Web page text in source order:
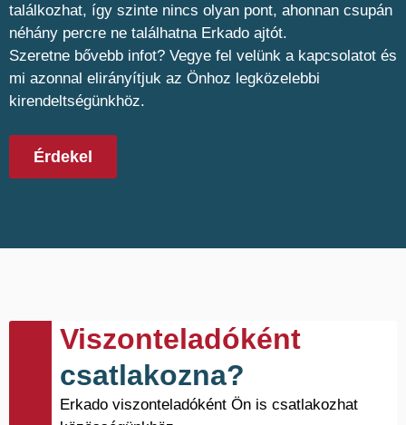
találkozhat, így szinte nincs olyan pont, ahonnan csupán
néhány percre ne találhatna Erkado ajtót.
Szeretne bővebb infot? Vegye fel velünk a kapcsolatot és
mi azonnal elirányítjuk az Önhoz legközelebbi
kirendeltségünkhöz.
Érdekel
Viszonteladóként
csatlakozna?
Erkado viszonteladóként Ön is csatlakozhat